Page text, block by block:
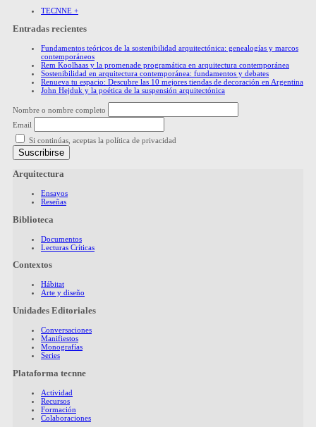
TECNNE +
Entradas recientes
Fundamentos teóricos de la sostenibilidad arquitectónica: genealogías y marcos
contemporáneos
Rem Koolhaas y la promenade programática en arquitectura contemporánea
Sostenibilidad en arquitectura contemporánea: fundamentos y debates
Renueva tu espacio: Descubre las 10 mejores tiendas de decoración en Argentina
John Hejduk y la poética de la suspensión arquitectónica
Nombre o nombre completo
Email
Si continúas, aceptas la política de privacidad
Arquitectura
Ensayos
Reseñas
Biblioteca
Documentos
Lecturas Críticas
Contextos
Hábitat
Arte y diseño
Unidades Editoriales
Conversaciones
Manifiestos
Monografías
Series
Plataforma tecnne
Actividad
Recursos
Formación
Colaboraciones